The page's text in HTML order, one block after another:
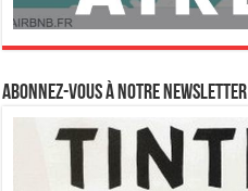
Abonnez-vous à notre newsletter